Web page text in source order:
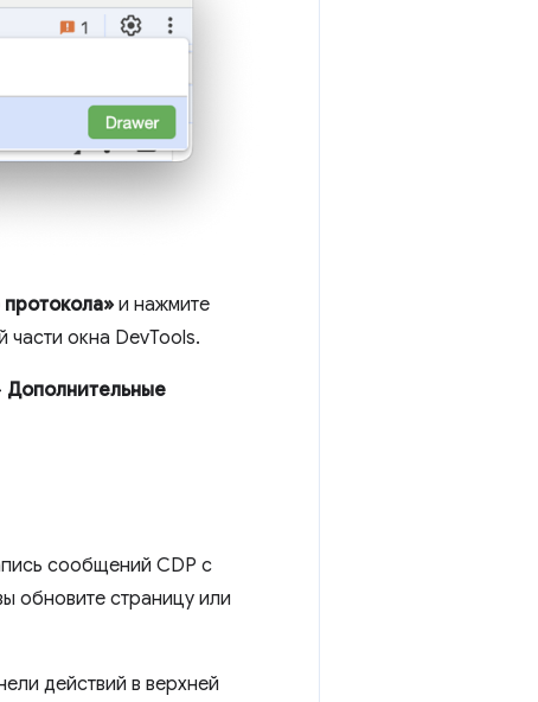
и нажмите
части окна DevTools.
Дополнительные
сообщений CDP с
обновите страницу или
действий в верхней